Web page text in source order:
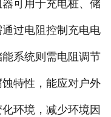
可用于充电桩、储
过电阻控制充电电
系统则需电阻调节
特性，能应对户外
环境，减少环境因